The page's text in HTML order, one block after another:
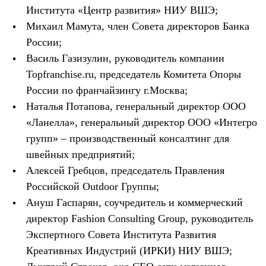
Рубашки
Футболки
Толстовки
Брюки
Термобелье
Среднее термобелье
Легкое термобелье
Куртки
Брюки
Утепленная пухом
Комбинезоны
Утепленная синтетикой
Комбинезоны
Брюки
Лёгкая одежда
Футболки
Толстовки
Института «Центр развития» НИУ ВШЭ;
Михаил Мамута, член Совета директоров Банка
России;
Василь Газизулин, руководитель компании
Topfranchise.ru, председатель Комитета Опоры
России по франчайзингу г.Москва;
Наталья Потапова, генеральный директор ООО
«Ланелла», генеральный директор ООО «Интегро
групп» – производственный консалтинг для
швейных предприятий;
Алексей Гребцов, председатель Правления
Российской Outdoor Группы;
Ануш Гаспарян, соучредитель и коммерческий
директор Fashion Consulting Group, руководитель
Экспертного Совета Института Развития
Креативных Индустрий (ИРКИ) НИУ ВШЭ;